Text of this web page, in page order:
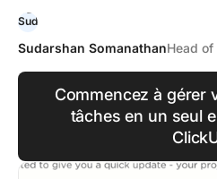
Sudarshan SomanathanHead
Commencez à gérer
tâches en un seul